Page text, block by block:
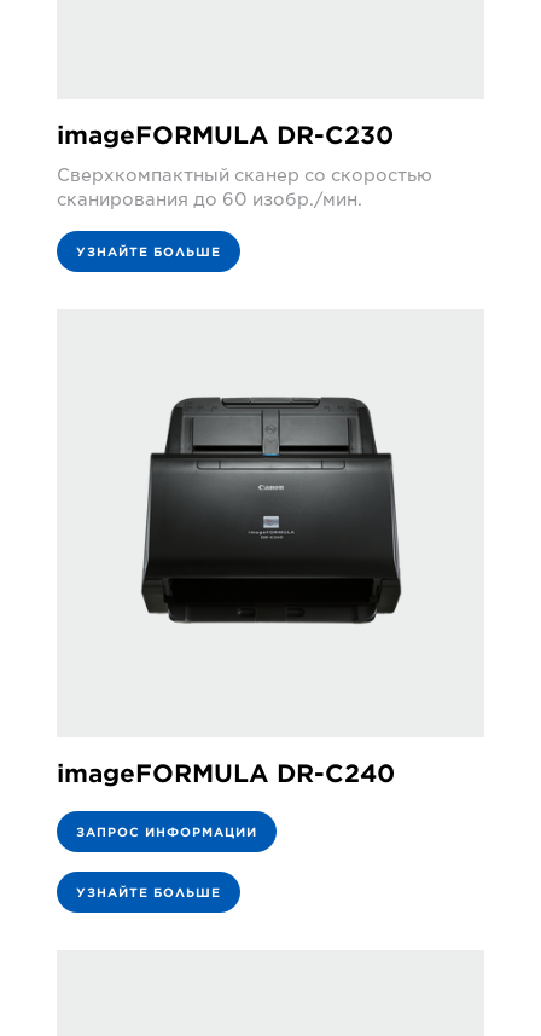
imageFORMULA DR-C230
Сверхкомпактный сканер со скоростью
сканирования до 60 изобр./мин.
УЗНАЙТЕ БОЛЬШЕ
imageFORMULA DR-C240
ЗАПРОС ИНФОРМАЦИИ
УЗНАЙТЕ БОЛЬШЕ